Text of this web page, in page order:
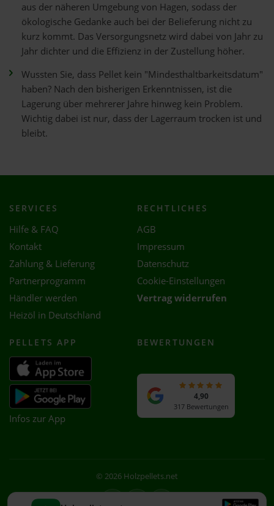
aus der näheren Umgebung von Hagen, sodass der
ökologische Gedanke auch bei der Belieferung nicht zu
kurz kommt. Das Versorgungsnetz wird dabei von Jahr zu
Jahr dichter und die Effizienz in der Zustellung höher.
Wussten Sie, dass Pellet kein "Mindesthaltbarkeitsdatum"
haben? Nach den bisherigen Erkenntnissen, ist die
Lagerung über mehrerer Jahre hinweg kein Problem.
Wichtig dabei ist nur, dass der Lagerraum trocken ist und
bleibt.
SERVICES
Hilfe & FAQ
Kontakt
Zahlung & Lieferung
Partnerprogramm
Händler werden
Heizöl in Deutschland
RECHTLICHES
AGB
Impressum
Datenschutz
Cookie-Einstellungen
Vertrag widerrufen
PELLETS APP
Infos zur App
BEWERTUNGEN
4,90
317 Bewertungen
© 2026 Holzpellets.net